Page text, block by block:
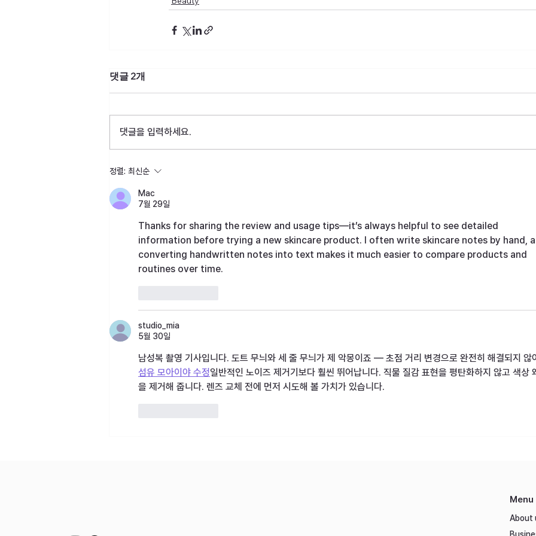
댓글 2개
댓글을 입력하세요.
정렬: 최신순
Mac
7월 29일
Thanks for sharing the review and usage tips—it’s always helpful to see detailed
information before trying a new skincare product. I often write skincare notes by hand,
converting handwritten notes into text makes it much easier to compare products and
routines over time.
studio_mia
5월 30일
남성복 촬영 기사입니다. 도트 무늬와 세 줄 무늬가 제 악몽이죠 — 초점 거리 변경으로 완전히 해결되지 않
섬유 모아이야 수정일반적인 노이즈 제거기보다 훨씬 뛰어납니다. 직물 질감 표현을 평탄화하지 않고 색상
을 제거해 줍니다. 렌즈 교체 전에 먼저 시도해 볼 가치가 있습니다.
Menu
About